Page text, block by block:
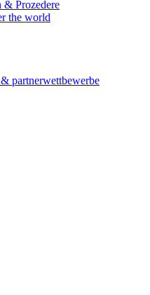
& Prozedere
the world
partnerwettbewerbe